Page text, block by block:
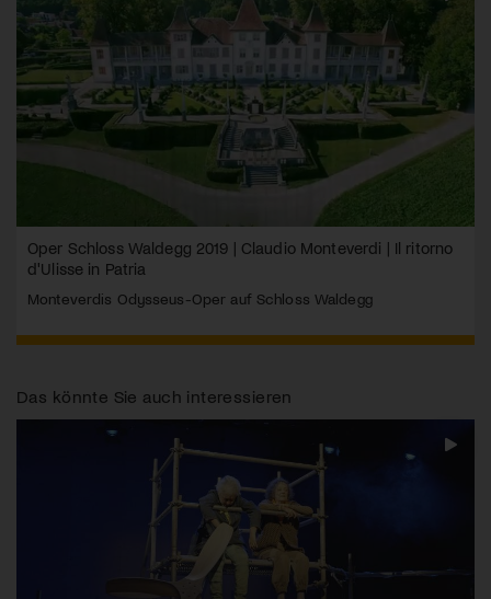
Oper Schloss Waldegg 2019 | Claudio Monteverdi | Il ritorno
d'Ulisse in Patria
Monteverdis Odysseus-Oper auf Schloss Waldegg
Das könnte Sie auch interessieren